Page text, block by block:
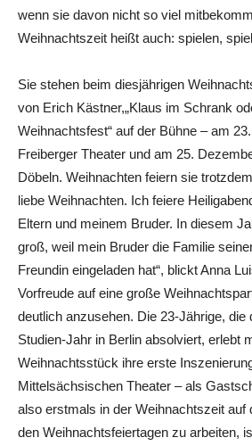
wenn sie davon nicht so viel
Weihnachtszeit heißt auch: spielen,
Sie stehen beim diesjährigen
von Erich Kästner,„Klaus im Schrank
Weihnachtsfest“ auf der Bühne – am
Freiberger Theater und am 25.
Döbeln. Weihnachten feiern sie
liebe Weihnachten. Ich feiere
Eltern und meinem Bruder. In diesem
groß, weil mein Bruder die Familie
Freundin eingeladen hat“, blickt Anna
Vorfreude auf eine große
deutlich anzusehen. Die 23-Jährige, die
Studien-Jahr in Berlin absolviert, erlebt
Weihnachtsstück ihre erste
Mittelsächsischen Theater – als
also erstmals in der Weihnachtszeit auf
den Weihnachtsfeiertagen zu arbeiten,